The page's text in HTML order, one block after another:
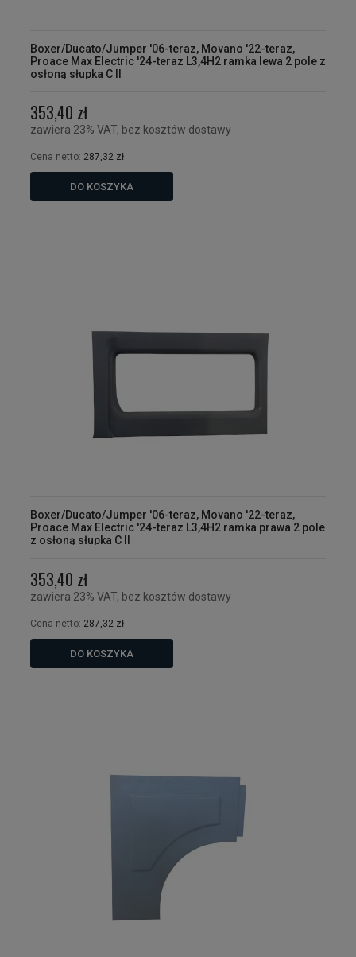
Boxer/Ducato/Jumper '06-teraz, Movano '22-teraz,
Proace Max Electric '24-teraz L3,4H2 ramka lewa 2 pole z
osłoną słupka C II
353,40 zł
zawiera 23% VAT, bez kosztów dostawy
Cena netto: 287,32 zł
DO KOSZYKA
Boxer/Ducato/Jumper '06-teraz, Movano '22-teraz,
Proace Max Electric '24-teraz L3,4H2 ramka prawa 2 pole
z osłoną słupka C II
353,40 zł
zawiera 23% VAT, bez kosztów dostawy
Cena netto: 287,32 zł
DO KOSZYKA